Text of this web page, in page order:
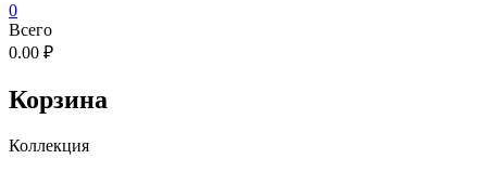
0
Всего
0.00 ₽
Корзина
Коллекция